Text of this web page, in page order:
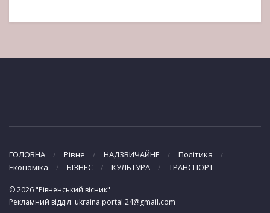
ГОЛОВНА Рівне НАДЗВИЧАЙНЕ
Політика
Економіка
БІЗНЕС КУЛЬТУРА ТРАНСПОРТ
© 2026 "Рівненський вісник"
Рекламний відділ: ukraina.portal.24@gmail.com